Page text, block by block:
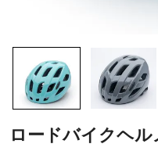
ロードバイクヘル